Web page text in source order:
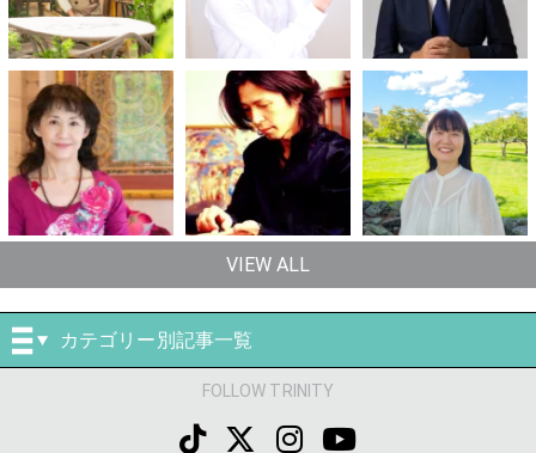
VIEW ALL
カテゴリー別記事一覧
FOLLOW TRINITY